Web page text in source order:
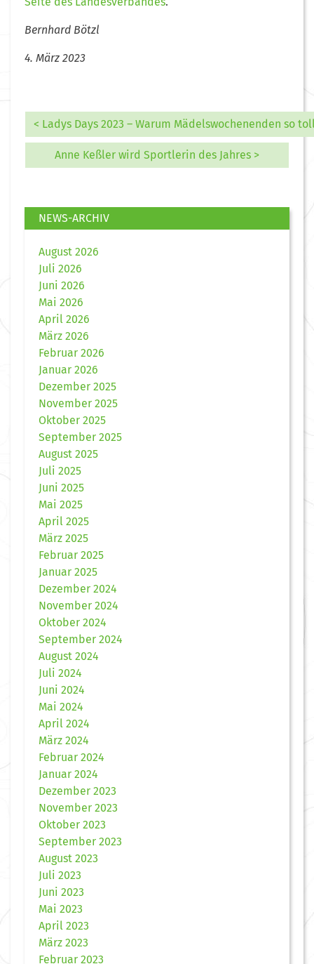
Bernhard Bötzl
4. März 2023
< Ladys Days 2023 – Warum Mädelswochenenden so
Anne Keßler wird Sportlerin des Jahres >
NEWS-ARCHIV
August 2026
Juli 2026
Juni 2026
Mai 2026
April 2026
März 2026
Februar 2026
Januar 2026
Dezember 2025
November 2025
Oktober 2025
September 2025
August 2025
Juli 2025
Juni 2025
Mai 2025
April 2025
März 2025
Februar 2025
Januar 2025
Dezember 2024
November 2024
Oktober 2024
September 2024
August 2024
Juli 2024
Juni 2024
Mai 2024
April 2024
März 2024
Februar 2024
Januar 2024
Dezember 2023
November 2023
Oktober 2023
September 2023
August 2023
Juli 2023
Juni 2023
Mai 2023
April 2023
März 2023
Februar 2023